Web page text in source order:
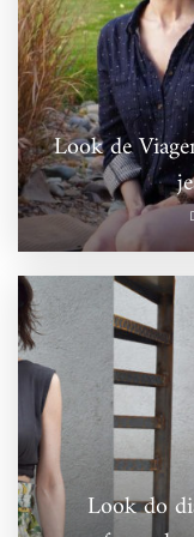
Look de
Look do